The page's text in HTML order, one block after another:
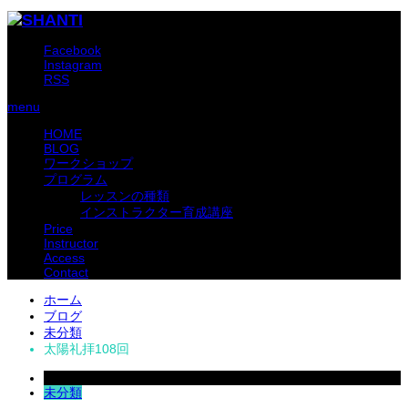
Facebook
Instagram
RSS
menu
HOME
BLOG
ワークショップ
プログラム
レッスンの種類
インストラクター育成講座
Price
Instructor
Access
Contact
ホーム
ブログ
未分類
太陽礼拝108回
未分類